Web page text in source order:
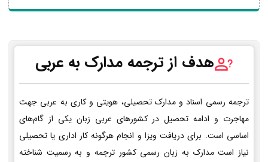
هدف از ترجمه مدارک به عربی
ترجمه رسمی اسناد و مدارک تحصیلی، هویتی و کاری به عربی جهت
مهاجرت و ادامه تحصیل در کشورهای عربی زبان یکی از گام‌های
اساسی است. برای دریافت ویزا و انجام هرگونه کار اداری یا تحصیلی
نیاز است مدارک به زبان رسمی کشور ترجمه و به رسمیت شناخته